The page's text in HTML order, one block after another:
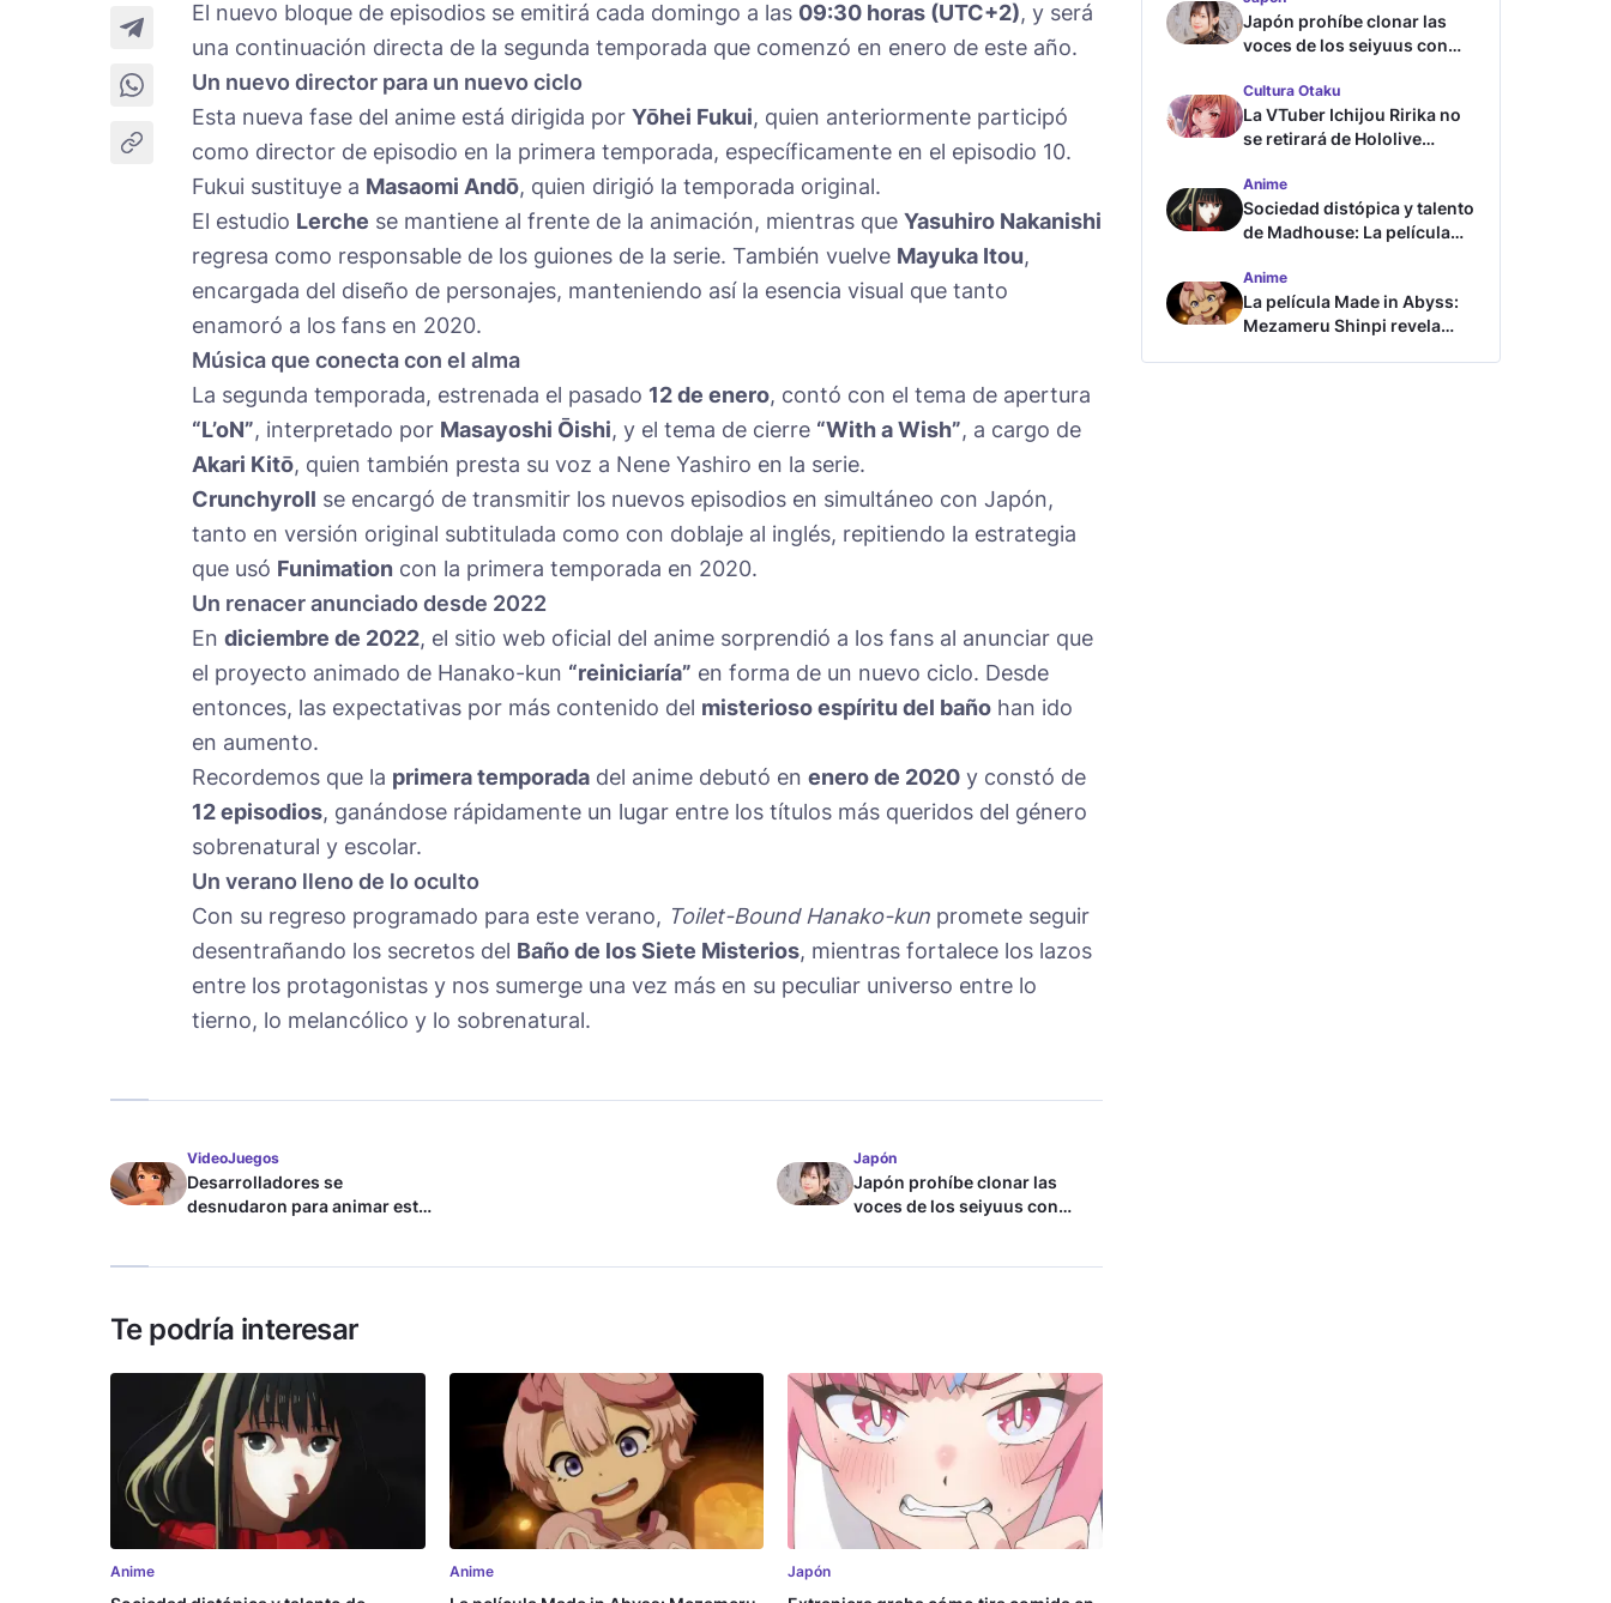
El nuevo bloque de episodios se emitirá cada domingo a las 09:30 horas (UTC+2), y será
una continuación directa de la segunda temporada que comenzó en enero de este año.
Un nuevo director para un nuevo ciclo
Esta nueva fase del anime está dirigida por Yōhei Fukui, quien anteriormente participó
como director de episodio en la primera temporada, específicamente en el episodio 10.
Fukui sustituye a Masaomi Andō, quien dirigió la temporada original.
El estudio Lerche se mantiene al frente de la animación, mientras que Yasuhiro Nakanishi
regresa como responsable de los guiones de la serie. También vuelve Mayuka Itou,
encargada del diseño de personajes, manteniendo así la esencia visual que tanto
enamoró a los fans en 2020.
Música que conecta con el alma
La segunda temporada, estrenada el pasado 12 de enero, contó con el tema de apertura
“L’oN”, interpretado por Masayoshi Ōishi, y el tema de cierre “With a Wish”, a cargo de
Akari Kitō, quien también presta su voz a Nene Yashiro en la serie.
Crunchyroll se encargó de transmitir los nuevos episodios en simultáneo con Japón,
tanto en versión original subtitulada como con doblaje al inglés, repitiendo la estrategia
que usó Funimation con la primera temporada en 2020.
Un renacer anunciado desde 2022
En diciembre de 2022, el sitio web oficial del anime sorprendió a los fans al anunciar que
el proyecto animado de Hanako-kun “reiniciaría” en forma de un nuevo ciclo. Desde
entonces, las expectativas por más contenido del misterioso espíritu del baño han ido
en aumento.
Recordemos que la primera temporada del anime debutó en enero de 2020 y constó de
12 episodios, ganándose rápidamente un lugar entre los títulos más queridos del género
sobrenatural y escolar.
Un verano lleno de lo oculto
Con su regreso programado para este verano, Toilet-Bound Hanako-kun promete seguir
desentrañando los secretos del Baño de los Siete Misterios, mientras fortalece los lazos
entre los protagonistas y nos sumerge una vez más en su peculiar universo entre lo
tierno, lo melancólico y lo sobrenatural.
VideoJuegos
Desarrolladores se
desnudaron para animar este
Japón
Japón prohíbe clonar las
voces de los seiyuus con
Te podría interesar
Anime Anime Japón
Japón prohíbe clonar las
voces de los seiyuus con
Cultura Otaku
La VTuber Ichijou Ririka no
se retirará de Hololive
Anime
Sociedad distópica y talento
de Madhouse: La película
tráiler
Anime
La película Made in Abyss:
Mezameru Shinpi revela